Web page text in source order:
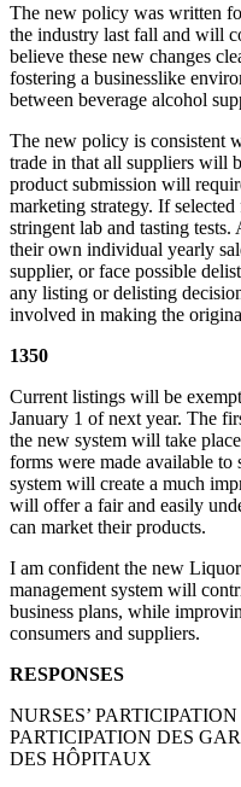
The new policy was written
the industry last fall and will
believe these new changes
fostering a businesslike
between beverage alcohol
The new policy is consistent
trade in that all suppliers will
product submission will
marketing strategy. If
stringent lab and tasting
their own individual yearly
supplier, or face possible
any listing or delisting
involved in making the
1350
Current listings will be
January 1 of next year. The
the new system will take
forms were made available
system will create a much
will offer a fair and easily
can market their products.
I am confident the new
management system will
business plans, while
consumers and suppliers.
RESPONSES
NURSES’
PARTICIPATION DES
DES HÔPITAUX